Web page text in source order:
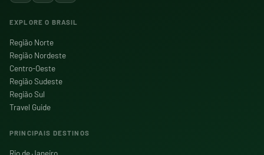
EXPLORE O BRASIL
Região Norte
Região Nordeste
Centro-Oeste
Região Sudeste
Região Sul
Travel Guide
PRINCIPAIS DESTINOS
Rio de Janeiro